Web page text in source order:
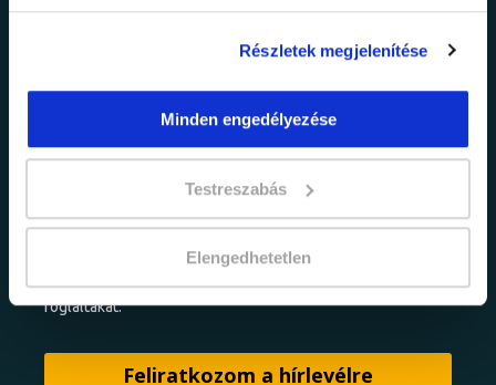
Részletek megjelenítése
Minden engedélyezése
Testreszabás
Elengedhetetlen
legfrissebb híreinkről és időszakos
Elfogadom azadatkezelési tájékoztatóban
foglaltakat.